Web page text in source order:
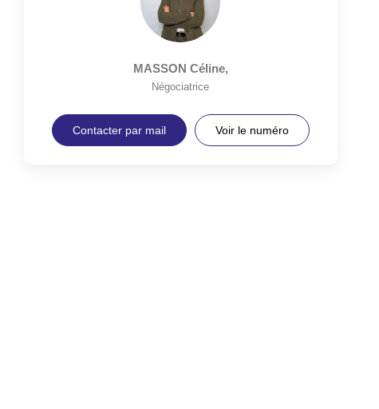
MASSON Céline,
Négociatrice
Contacter par mail Voir le numéro